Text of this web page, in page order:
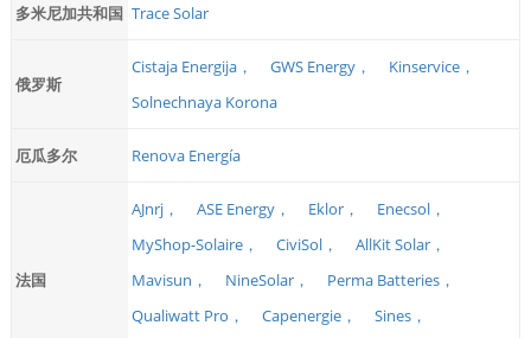
多米尼加共和国 Trace Solar
俄罗斯
Cistaja Energija， GWS Energy，
Kinservice，
Solnechnaya Korona
厄瓜多尔 Renova Energía
法国
AJnrj， ASE Energy， Eklor，
Enecsol，
MyShop-Solaire，
CiviSol，
AllKit Solar，
Mavisun，
NineSolar，
Perma Batteries，
Qualiwatt Pro，
Capenergie，
Sines，